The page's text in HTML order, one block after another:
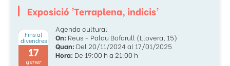
Exposició 'Terraplena, indicis'
Fins al
divendres
17
gener
Agenda cultural
On: Reus - Palau Bofarull (Llovera, 15)
Quan: Del 20/11/2024 al 17/01/2025
Hora: De 19:00 h a 21:00 h